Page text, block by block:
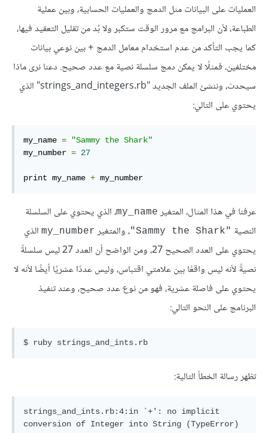
العمليات على البيانات مثل الدمج والعمليات الحسابية، وبين عملية
الطباعة، لأن البرامج مع مرور الوقت ستكبر ولا بُد من تقليل التعقيد فيها،
كما يجب التأكد من عدم استخدام معامل الدمج + بين نوعي بيانات
مختلفين، فمثلًا لا يمكن دمج سلسلة نصية مع عدد صحيح. دعنا نرى ماذا
سيحدث، وننشئ الملف الجديد "strings_and_integers.rb" الذي
يحتوي على التالي:
my_name =
"Sammy the Shark"
my_number = 27
print my_name + my_number
عرفنا في هذا المثال، المتغير my_name، الذي يحتوي على السلسلة
النصية "Sammy the Shark" ، والمتغير my_number الذي
يحتوي على العدد الصحيح 27، ومن الواضح أن العدد 27 ليس سلسلةً
نصيةً لأنه ليس واقعًا بين علامتي اقتباس، وليس عددًا عشريًا أيضًا لأنه لا
يحتوي على فاصلة عشرية، فهو من نوع عدد صحيح، وعند تنفيذ
البرنامج على النحو التالي:
تظهر رسالة الخطأ التالية:
strings_and_ints.rb:4:in `+': no implicit
conversion of Integer into String (TypeError)